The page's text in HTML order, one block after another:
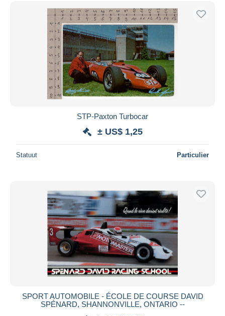
Gratis levering
Betaalmiddelen
PayPal
Bankoverschrijving
Visa
Mastercard
Bancontact
Woonplaats van de verkoper
Toepassen
STP-Paxton Turbocar
± US$ 1,25
Statuut Particulier
SPORT AUTOMOBILE - ÉCOLE DE COURSE DAVID
SPÉNARD, SHANNONVILLE, ONTARIO --